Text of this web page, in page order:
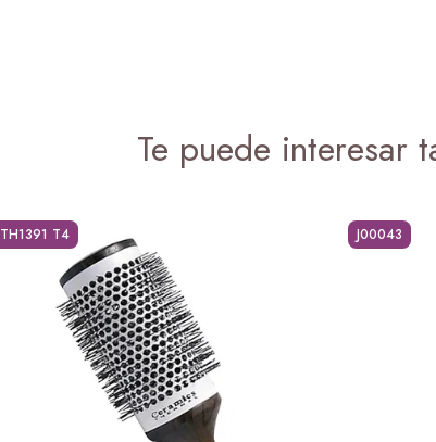
Te puede interesar
TH1391 T4 J00043